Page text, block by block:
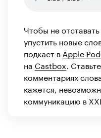
Чтобы не
упустить новые
подкаст в Apple
на Castbox .
комментариях
кажется,
коммуникацию в